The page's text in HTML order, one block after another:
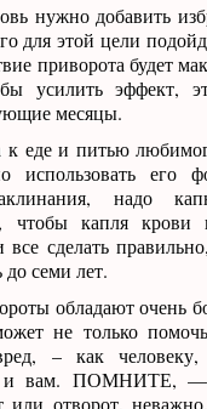
нужно добавить
для этой цели
приворота будет
усилить эффект,
месяцы.
к еде и питью
использовать его
надо
чтобы капля крови
все сделать
до семи лет.
обладают очень
не только
– как
и вам. ПОМНИТЕ,
или отворот,